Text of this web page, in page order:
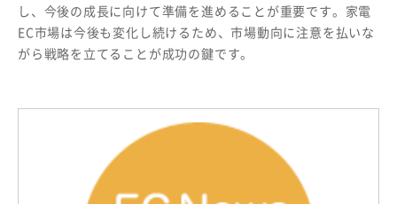
し、今後の成長に向けて準備を進めることが重要です。家電
EC市場は今後も変化し続けるため、市場動向に注意を払いな
がら戦略を立てることが成功の鍵です。